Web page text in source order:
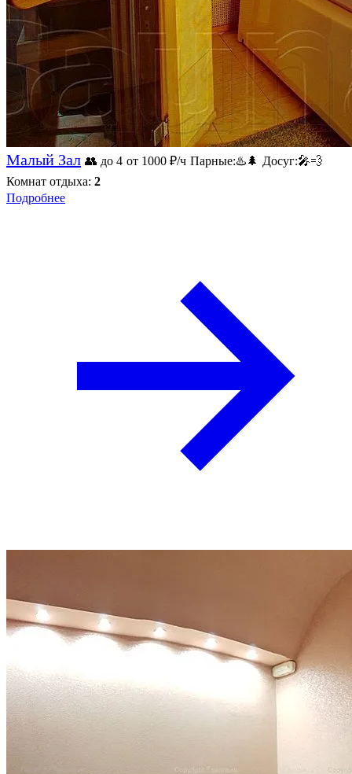
Малый Зал 👥 до 4 от 1000 ₽/ч Парные:♨️🌲 Досуг:🎤💨
Комнат отдыха: 2
Подробнее